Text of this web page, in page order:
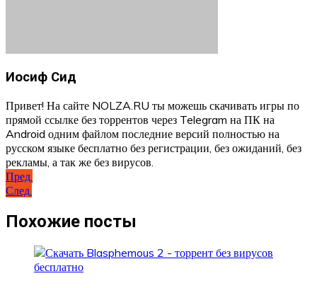
Иосиф Сид
Привет! На сайте NOLZA.RU ты можешь скачивать игры по
прямой ссылке без торрентов через Telegram на ПК на
Android одним файлом последние версий полностью на
русском языке бесплатно без регистрации, без ожиданий, без
рекламы, а так же без вирусов.
Навигация
по
записям
Пред.
След.
Похожие посты